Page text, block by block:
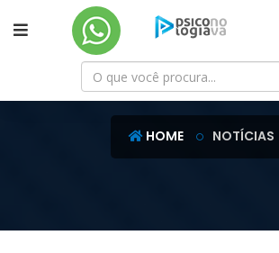
NOTÍCIAS
HOME NOTÍCIAS